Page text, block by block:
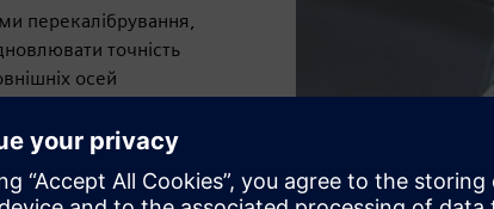
перекалібрування,
точність
осей
з поворотним
наприклад, на
роботи та процесу.